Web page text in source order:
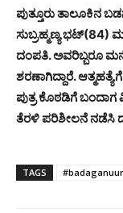
ಪುತ್ತೂರು ತಾಲೂಕಿನ
ಸುಬ್ರಹ್ಮಣ್ಯ ಭಟ್(84)
ದಂಪತಿ. ಅವರಿಬ್ಬರೂ
ಶರಣಾಗಿದ್ದಾರೆ.
ಪುತ್ರ ಕೊಠಡಿಗೆ ಬಂದಾಗ
ತೆರಳಿ ಪರಿಶೀಲನೆ ನಡೆಸಿ
TAGS